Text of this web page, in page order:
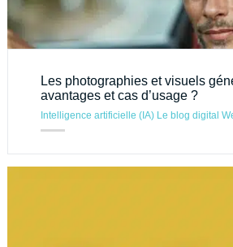
Les photographies et visuels
avantages et cas d’usage ?
Intelligence artificielle (IA) Le blog digital